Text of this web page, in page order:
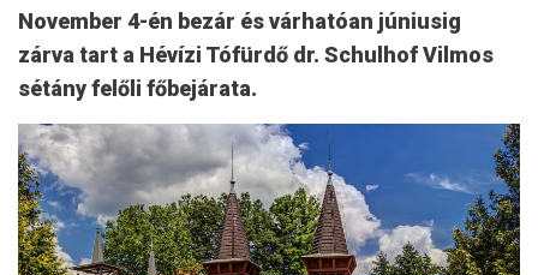
November 4-én bezár és várhatóan júniusig
zárva tart a Hévízi Tófürdő dr. Schulhof Vilmos
sétány felőli főbejárata.